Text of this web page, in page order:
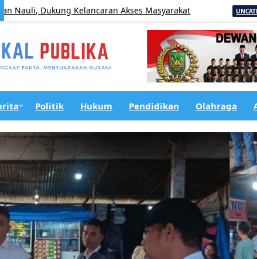
Kelancaran Akses Masyarakat UNCATEGORIZED
Politik Hukum Pendidikan Olahraga